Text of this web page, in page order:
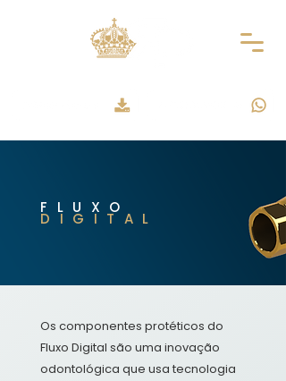
FLUXO
DIGITAL
Os componentes protéticos do
Fluxo Digital são uma inovação
odontológica que usa tecnologia